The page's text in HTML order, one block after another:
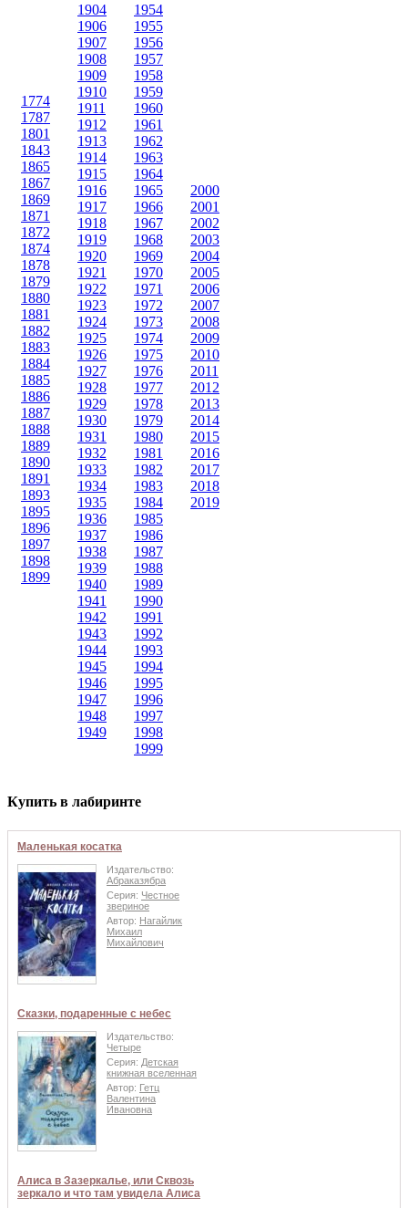
1774
1787
1801
1843
1865
1867
1869
1871
1872
1874
1878
1879
1880
1881
1882
1883
1884
1885
1886
1887
1888
1889
1890
1891
1893
1895
1896
1897
1898
1899
1904
1906
1907
1908
1909
1910
1911
1912
1913
1914
1915
1916
1917
1918
1919
1920
1921
1922
1923
1924
1925
1926
1927
1928
1929
1930
1931
1932
1933
1934
1935
1936
1937
1938
1939
1940
1941
1942
1943
1944
1945
1946
1947
1948
1949
1954
1955
1956
1957
1958
1959
1960
1961
1962
1963
1964
1965
1966
1967
1968
1969
1970
1971
1972
1973
1974
1975
1976
1977
1978
1979
1980
1981
1982
1983
1984
1985
1986
1987
1988
1989
1990
1991
1992
1993
1994
1995
1996
1997
1998
1999
2000
2001
2002
2003
2004
2005
2006
2007
2008
2009
2010
2011
2012
2013
2014
2015
2016
2017
2018
2019
Купить в лабиринте
Маленькая косатка
Издательство:
Абраказябра
Серия: Честное
звериное
Автор: Нагайлик
Михаил
Михайлович
Сказки, подаренные с небес
Издательство:
Четыре
Серия: Детская
книжная вселенная
Автор: Гетц
Валентина
Ивановна
Алиса в Зазеркалье, или Сквозь
зеркало и что там увидела Алиса